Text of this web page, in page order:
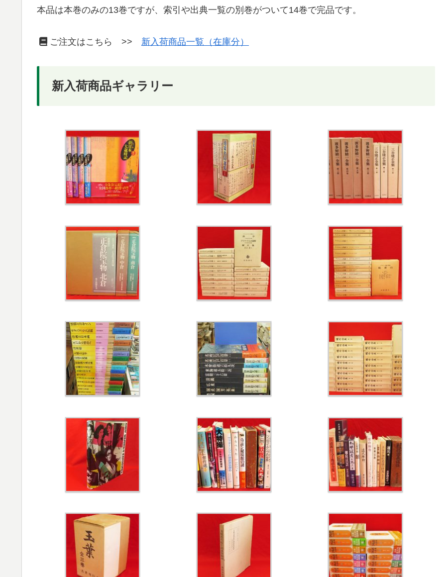
本品は本巻のみの13巻ですが、索引や出典一覧の別巻がついて14巻で完品です。
ご注文はこちら >> 新入荷商品一覧（在庫分）
新入荷商品ギャラリー